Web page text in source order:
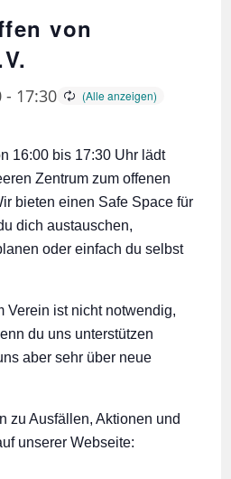
von
- 17:30
16:00 bis 17:30 Uhr lädt
Zentrum zum offenen
bieten einen Safe Space für
dich austauschen,
oder einfach du selbst
Verein ist nicht notwendig,
du uns unterstützen
aber sehr über neue
zu Ausfällen, Aktionen und
unserer Webseite: